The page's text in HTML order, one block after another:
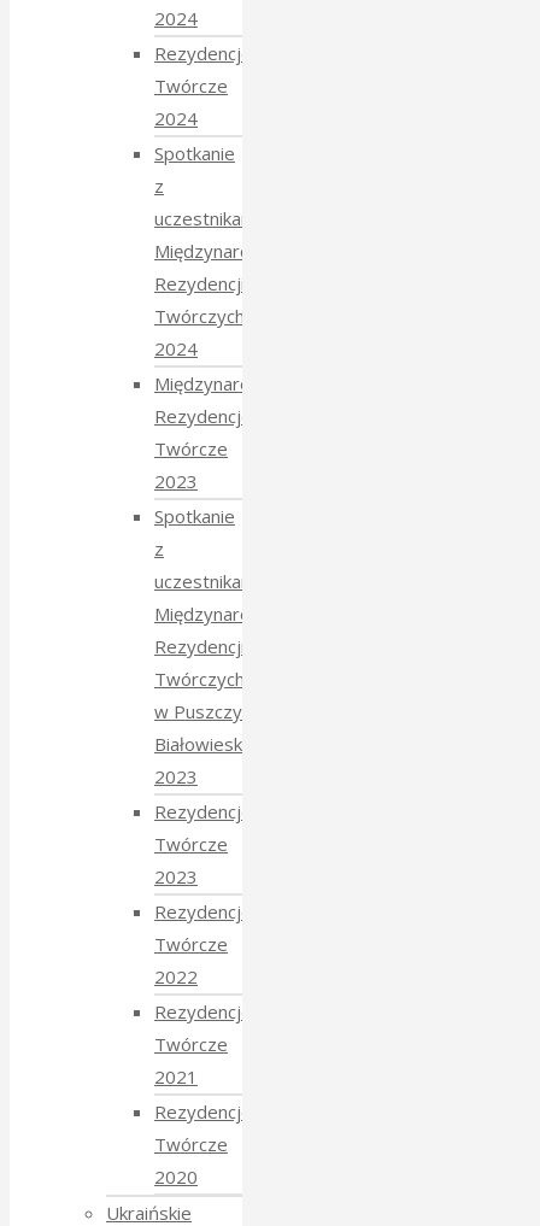
2024
Rezydencje
Twórcze
2024
Spotkanie
z
uczestnikami
Międzynarodowych
Rezydencji
Twórczych
2024
Międzynarodowe
Rezydencje
Twórcze
2023
Spotkanie
z
uczestnikami
Międzynarodowych
Rezydencji
Twórczych
w Puszczy
Białowieskiej
2023
Rezydencje
Twórcze
2023
Rezydencje
Twórcze
2022
Rezydencje
Twórcze
2021
Rezydencje
Twórcze
2020
Ukraińskie